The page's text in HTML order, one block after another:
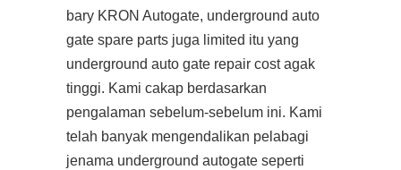
bary KRON Autogate, underground auto
gate spare parts juga limited itu yang
underground auto gate repair cost agak
tinggi. Kami cakap berdasarkan
pengalaman sebelum-sebelum ini. Kami
telah banyak mengendalikan pelabagi
jenama underground autogate seperti